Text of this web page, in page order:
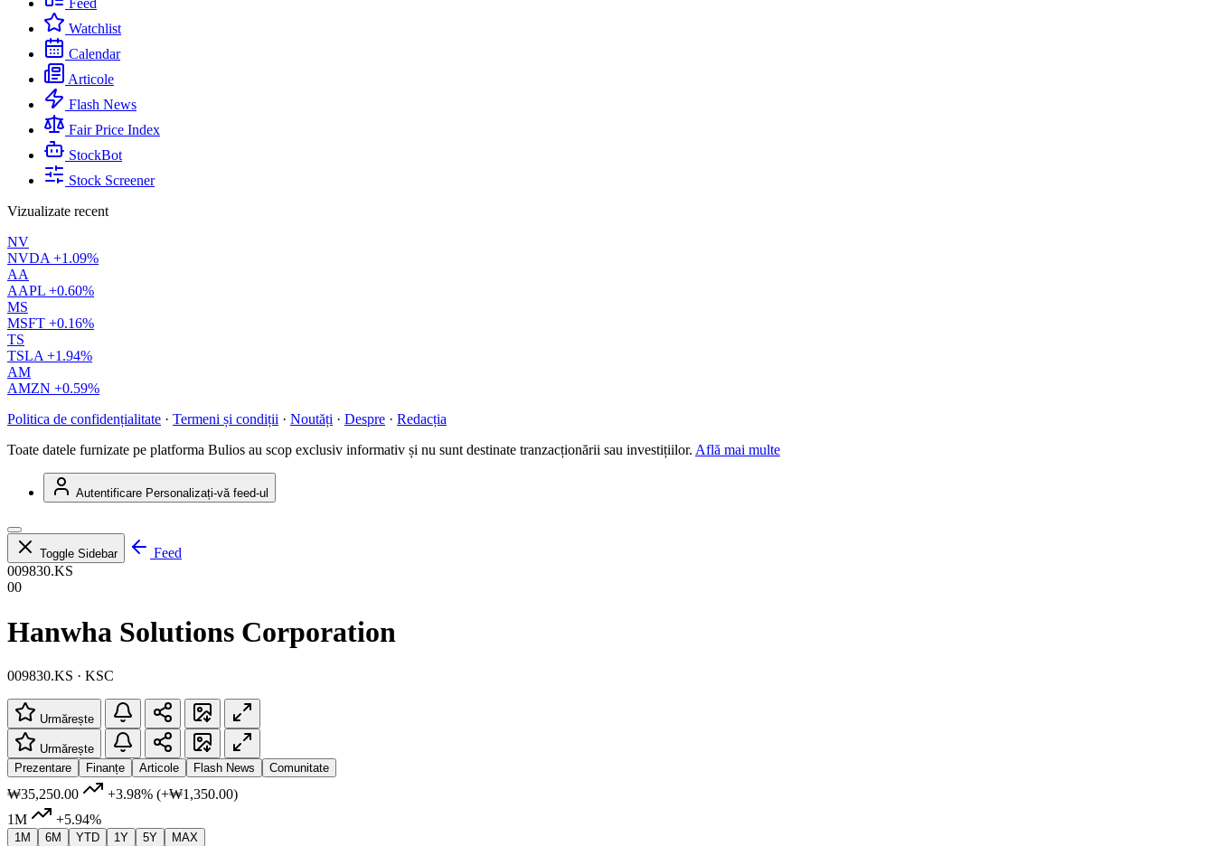
Feed
Watchlist
Calendar
Articole
Flash News
Fair Price Index
StockBot
Stock Screener
Vizualizate recent
NV
NVDA +1.09%
AA
AAPL +0.60%
MS
MSFT +0.16%
TS
TSLA +1.94%
AM
AMZN +0.59%
Politica de confidențialitate · Termeni și condiții · Noutăți · Despre · Redacția
Toate datele furnizate pe platforma Bulios au scop exclusiv informativ și nu sunt destinate tranzacționării sau investițiilor. Află mai multe
Autentificare Personalizați-vă feed-ul
Toggle Sidebar
Feed
009830.KS
00
Hanwha Solutions Corporation
009830.KS · KSC
Urmărește
Urmărește
Prezentare
Finanțe Articole Flash News Comunitate
₩35,250.00 +3.98% (+₩1,350.00)
1M
+5.94%
1M 6M YTD 1Y 5Y MAX